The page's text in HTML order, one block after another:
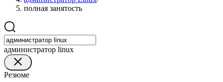
полная занятость
администратор linux
Резюме